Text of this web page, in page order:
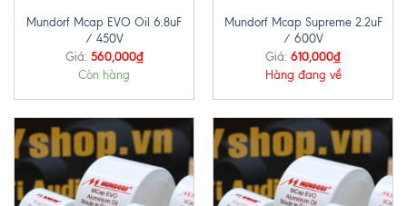
Mundorf Mcap EVO Oil 6.8uF
/ 450V
Giá: 560,000₫
Còn hàng
Mundorf Mcap Supreme 2.2uF
/ 600V
Giá: 610,000₫
Hàng đang về